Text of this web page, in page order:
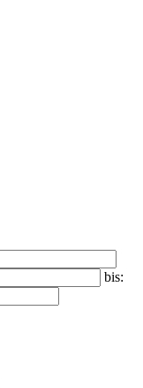
bis: